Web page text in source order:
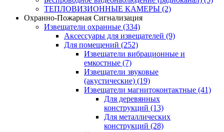
ТЕПЛОВИЗИОННЫЕ КАМЕРЫ (2)
Охранно-Пожарная Сигнализация
Извещатели охранные (334)
Аксессуары для извещателей (9)
Для помещений (252)
Извещатели вибрационные и
емкостные (7)
Извещатели звуковые
(акустические) (19)
Извещатели магнитоконтактные (41)
Для деревянных
конструкций (13)
Для металлических
конструкций (28)